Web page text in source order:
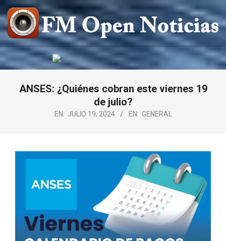
Saltar
al
contenido
FM
OPEN
NOTICIAS
ANSES: ¿Quiénes cobran este viernes 19
de julio?
EN: JULIO 19, 2024 EN: GENERAL